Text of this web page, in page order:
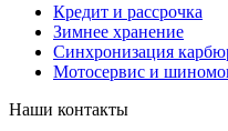
Кредит и рассрочкa
Зимнее хранение
Синхронизация
Мотосервис и
Наши контакты